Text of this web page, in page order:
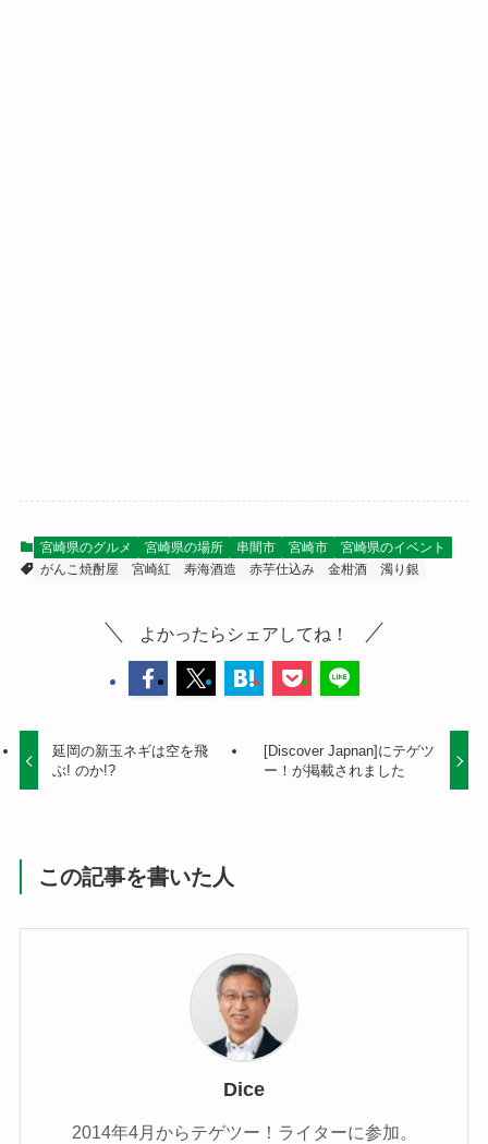
宮崎県のグルメ 宮崎県の場所 串間市 宮崎市
宮崎県のイベント
がんこ焼酎屋
宮崎紅 寿海酒造 赤芋仕込み 金柑酒 濁り銀
よかったらシェアしてね！
延岡の新玉ネギは空を飛
ぶ! のか!?
[Discover Japnan]にテゲツ
ー！が掲載されました
この記事を書いた人
Dice
2014年4月からテゲツー！ライターに参加。